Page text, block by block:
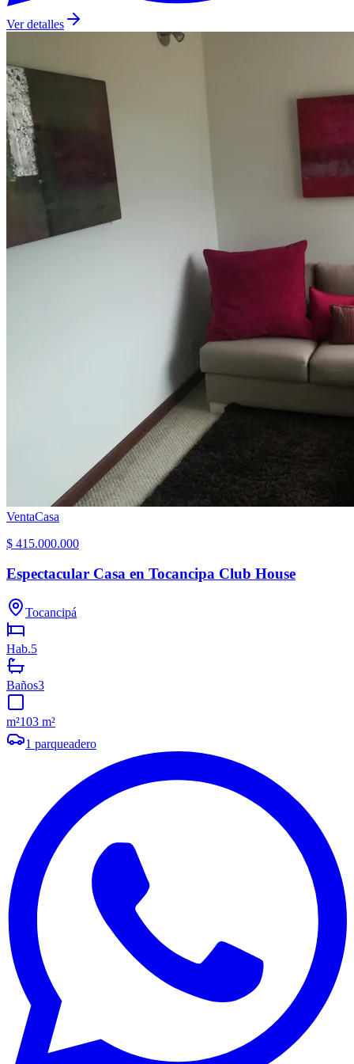
Ver detalles
VentaCasa
$ 415.000.000
Espectacular Casa en Tocancipa Club House
Tocancipá
Hab.5
Baños3
m²103 m²
1 parqueadero